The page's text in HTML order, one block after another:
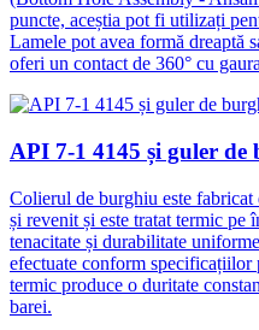
puncte, aceștia pot fi utilizați
Lamele pot avea formă dreaptă
oferi un contact de 360° cu
API 7-1 4145 și guler
Colierul de burghiu este
și revenit și este tratat termic pe
tenacitate și durabilitate
efectuate conform specificațiilor
termic produce o duritate
barei.